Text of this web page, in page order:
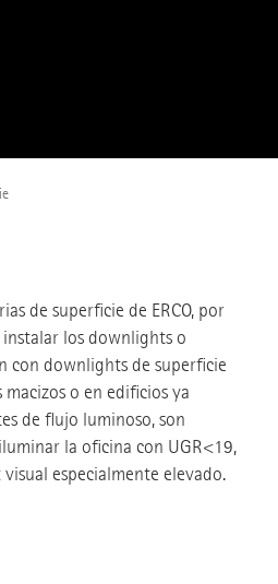
de superficie de ERCO, por
los downlights o
con downlights de superficie
o en edificios ya
de flujo luminoso, son
la oficina con UGR<19,
especialmente elevado.